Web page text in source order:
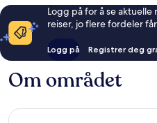
Logg på for å se
reiser, jo flere fordeler
Logg på Registrer deg
Om området